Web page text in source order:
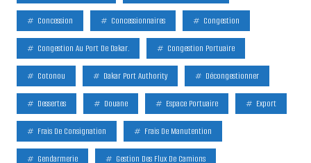
Concession Concessionnaires Congestion
Congestion Au Port De Dakar. Congestion Portuaire
Cotonou Dakar Port Authority Décongestionner
Dessertes Douane Espace Portuaire Export
Frais De Consignation Frais De Manutention
Gendarmerie Gestion Des Flux De Camions